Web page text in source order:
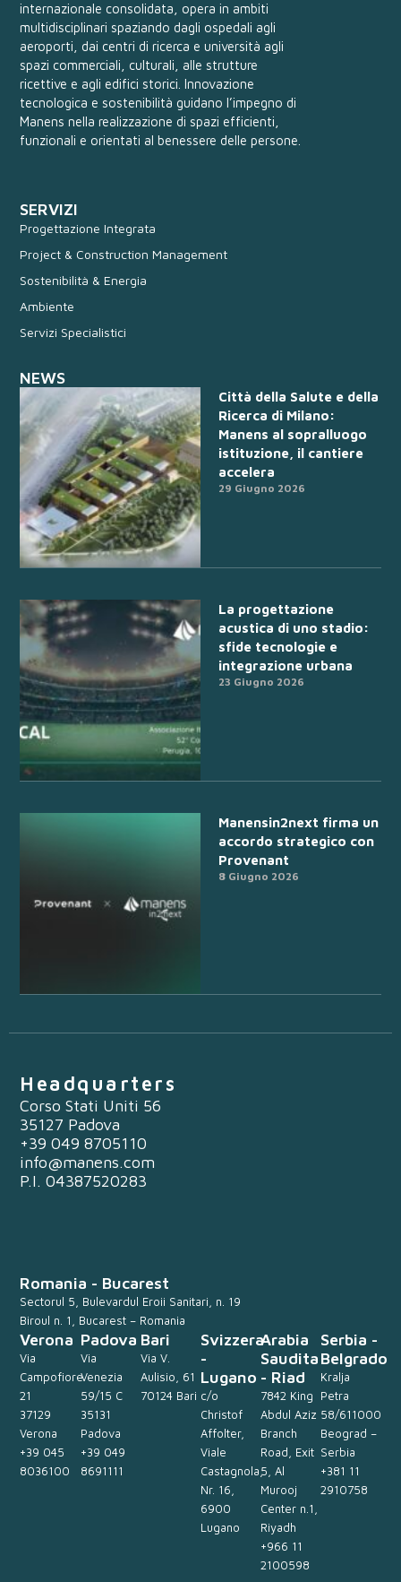
internazionale consolidata, opera in ambiti
multidisciplinari spaziando dagli ospedali agli
aeroporti, dai centri di ricerca e università agli
spazi commerciali, culturali, alle strutture
ricettive e agli edifici storici. Innovazione
tecnologica e sostenibilità guidano l’impegno di
Manens nella realizzazione di spazi efficienti,
funzionali e orientati al benessere delle persone.
SERVIZI
Progettazione Integrata
Project & Construction Management
Sostenibilità & Energia
Ambiente
Servizi Specialistici
NEWS
Città della Salute e della
Ricerca di Milano:
Manens al sopralluogo
istituzione, il cantiere
accelera
29 Giugno 2026
La progettazione
acustica di uno stadio:
sfide tecnologie e
integrazione urbana
23 Giugno 2026
Manensin2next firma un
accordo strategico con
Provenant
8 Giugno 2026
Headquarters
Corso Stati Uniti 56
35127 Padova
+39 049 8705110
info@manens.com
P.I. 04387520283
Romania - Bucarest
Sectorul 5, Bulevardul Eroii Sanitari, n. 19
Biroul n. 1, Bucarest – Romania
Verona
Via
Campofiore
21
37129
Verona
+39 045
8036100
Padova
Via
Venezia
59/15 C
35131
Padova
+39 049
8691111
Bari
Via V.
Aulisio, 61
70124 Bari
Svizzera
-
Lugano
c/o
Christof
Affolter,
Viale
Castagnola,
Nr. 16,
6900
Lugano
Arabia
Saudita
- Riad
7842 King
Abdul Aziz
Branch
Road, Exit
5, Al
Murooj
Center n.1,
Riyadh
+966 11
2100598
Serbia -
Belgrado
Kralja
Petra
58/611000
Beograd –
Serbia
+381 11
2910758